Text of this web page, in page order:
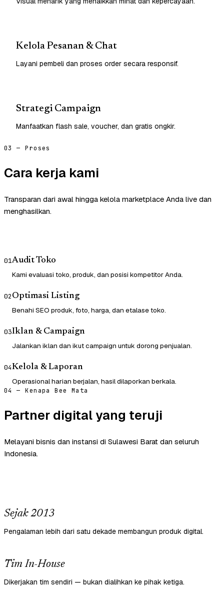
Kelola Pesanan & Chat
Layani pembeli dan proses order secara responsif.
Strategi Campaign
Manfaatkan flash sale, voucher, dan gratis ongkir.
03 — Proses
Cara kerja kami
Transparan dari awal hingga kelola marketplace Anda live dan
menghasilkan.
01Audit Toko
Kami evaluasi toko, produk, dan posisi kompetitor Anda.
02Optimasi Listing
Benahi SEO produk, foto, harga, dan etalase toko.
03Iklan & Campaign
Jalankan iklan dan ikut campaign untuk dorong penjualan.
04Kelola & Laporan
Operasional harian berjalan, hasil dilaporkan berkala.
04 — Kenapa Bee Mata
Partner digital yang teruji
Melayani bisnis dan instansi di Sulawesi Barat dan seluruh
Indonesia.
Sejak 2013
Pengalaman lebih dari satu dekade membangun produk digital.
Tim In-House
Dikerjakan tim sendiri — bukan dialihkan ke pihak ketiga.